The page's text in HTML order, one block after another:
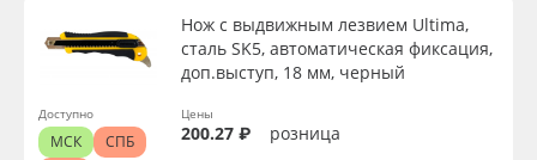
Нож с выдвижным лезвием Ultima,
сталь SK5, автоматическая фиксация,
доп.выступ, 18 мм, черный
Цены
200.27 ₽ розница
Доступно
МСК
СПБ